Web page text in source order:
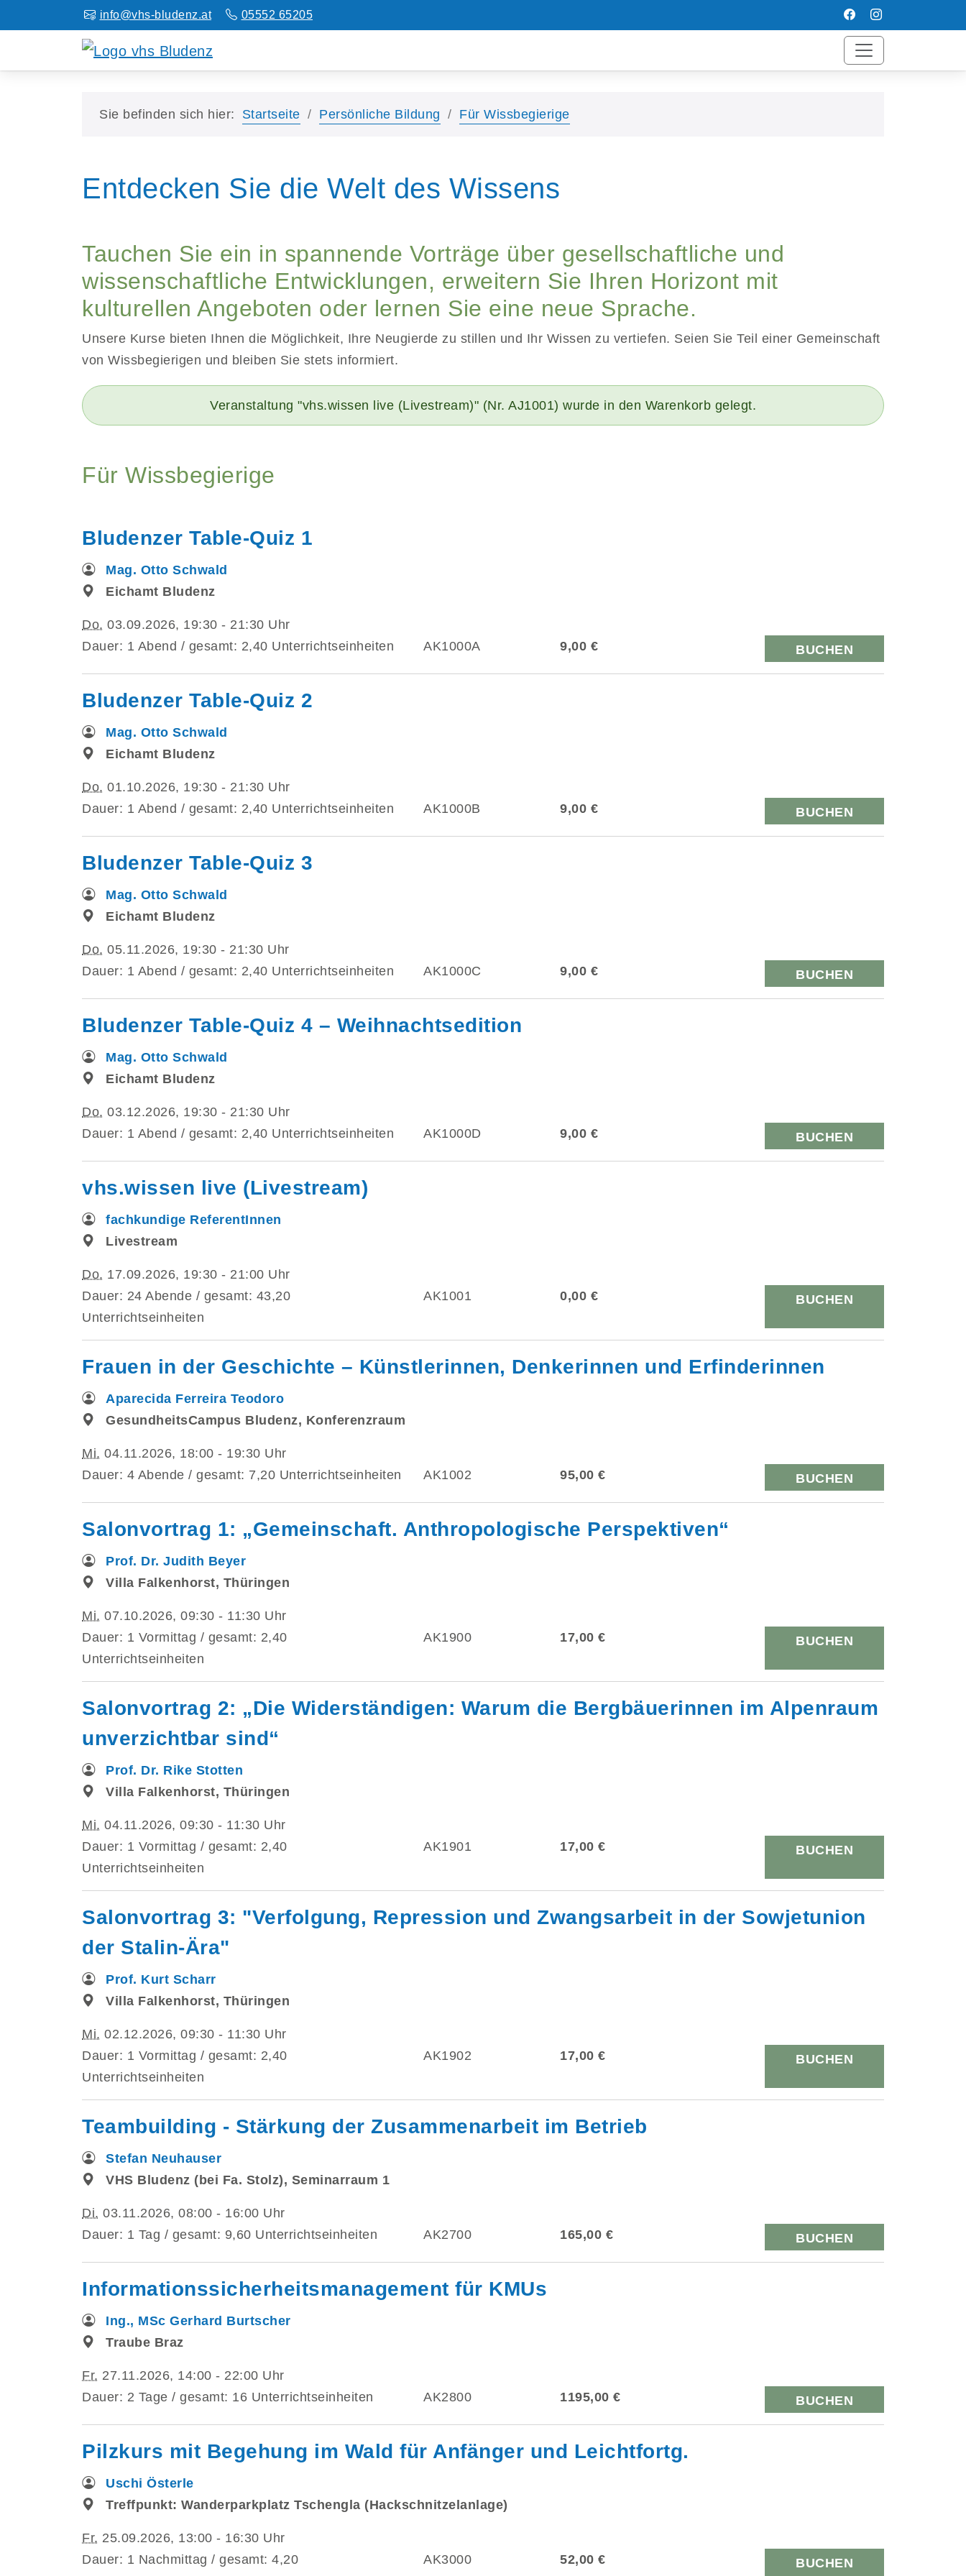
info@vhs-bludenz.at 05552 65205
Sie befinden sich hier: Startseite Persönliche Bildung Für Wissbegierige
Entdecken Sie die Welt des Wissens
Tauchen Sie ein in spannende Vorträge über gesellschaftliche und
wissenschaftliche Entwicklungen, erweitern Sie Ihren Horizont mit
kulturellen Angeboten oder lernen Sie eine neue Sprache.
Unsere Kurse bieten Ihnen die Möglichkeit, Ihre Neugierde zu stillen und Ihr Wissen zu vertiefen. Seien Sie Teil einer Gemeinschaft
von Wissbegierigen und bleiben Sie stets informiert.
Veranstaltung "vhs.wissen live (Livestream)" (Nr. AJ1001) wurde in den Warenkorb gelegt.
Für Wissbegierige
Bludenzer Table-Quiz 1
Mag. Otto Schwald
Eichamt Bludenz
Do. 03.09.2026, 19:30 - 21:30 Uhr
Dauer: 1 Abend / gesamt: 2,40 Unterrichtseinheiten
AK1000A 9,00 € BUCHEN
Bludenzer Table-Quiz 2
Mag. Otto Schwald
Eichamt Bludenz
Do. 01.10.2026, 19:30 - 21:30 Uhr
Dauer: 1 Abend / gesamt: 2,40 Unterrichtseinheiten
AK1000B 9,00 € BUCHEN
Bludenzer Table-Quiz 3
Mag. Otto Schwald
Eichamt Bludenz
Do. 05.11.2026, 19:30 - 21:30 Uhr
Dauer: 1 Abend / gesamt: 2,40 Unterrichtseinheiten
AK1000C 9,00 € BUCHEN
Bludenzer Table-Quiz 4 – Weihnachtsedition
Mag. Otto Schwald
Eichamt Bludenz
Do. 03.12.2026, 19:30 - 21:30 Uhr
Dauer: 1 Abend / gesamt: 2,40 Unterrichtseinheiten
AK1000D 9,00 € BUCHEN
vhs.wissen live (Livestream)
fachkundige ReferentInnen
Livestream
Do. 17.09.2026, 19:30 - 21:00 Uhr
Dauer: 24 Abende / gesamt: 43,20
Unterrichtseinheiten
AK1001 0,00 € BUCHEN
Frauen in der Geschichte – Künstlerinnen, Denkerinnen und Erfinderinnen
Aparecida Ferreira Teodoro
GesundheitsCampus Bludenz, Konferenzraum
Mi. 04.11.2026, 18:00 - 19:30 Uhr
Dauer: 4 Abende / gesamt: 7,20 Unterrichtseinheiten
AK1002 95,00 € BUCHEN
Salonvortrag 1: „Gemeinschaft. Anthropologische Perspektiven“
Prof. Dr. Judith Beyer
Villa Falkenhorst, Thüringen
Mi. 07.10.2026, 09:30 - 11:30 Uhr
Dauer: 1 Vormittag / gesamt: 2,40
Unterrichtseinheiten
AK1900 17,00 € BUCHEN
Salonvortrag 2: „Die Widerständigen: Warum die Bergbäuerinnen im Alpenraum
unverzichtbar sind“
Prof. Dr. Rike Stotten
Villa Falkenhorst, Thüringen
Mi. 04.11.2026, 09:30 - 11:30 Uhr
Dauer: 1 Vormittag / gesamt: 2,40
Unterrichtseinheiten
AK1901 17,00 € BUCHEN
Salonvortrag 3: "Verfolgung, Repression und Zwangsarbeit in der Sowjetunion
der Stalin-Ära"
Prof. Kurt Scharr
Villa Falkenhorst, Thüringen
Mi. 02.12.2026, 09:30 - 11:30 Uhr
Dauer: 1 Vormittag / gesamt: 2,40
Unterrichtseinheiten
AK1902 17,00 € BUCHEN
Teambuilding - Stärkung der Zusammenarbeit im Betrieb
Stefan Neuhauser
VHS Bludenz (bei Fa. Stolz), Seminarraum 1
Di. 03.11.2026, 08:00 - 16:00 Uhr
Dauer: 1 Tag / gesamt: 9,60 Unterrichtseinheiten
AK2700 165,00 € BUCHEN
Informationssicherheitsmanagement für KMUs
Ing., MSc Gerhard Burtscher
Traube Braz
Fr. 27.11.2026, 14:00 - 22:00 Uhr
Dauer: 2 Tage / gesamt: 16 Unterrichtseinheiten
AK2800 1195,00 € BUCHEN
Pilzkurs mit Begehung im Wald für Anfänger und Leichtfortg.
Uschi Österle
Treffpunkt: Wanderparkplatz Tschengla (Hackschnitzelanlage)
Fr. 25.09.2026, 13:00 - 16:30 Uhr
Dauer: 1 Nachmittag / gesamt: 4,20
AK3000 52,00 € BUCHEN